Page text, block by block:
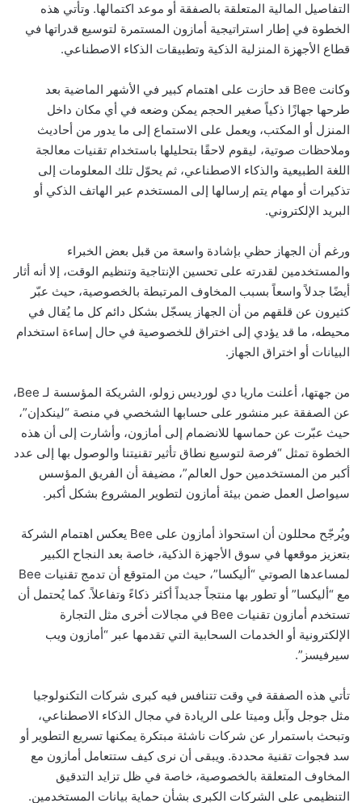
التفاصيل المالية المتعلقة بالصفقة أو موعد اكتمالها. وتأتي هذه
الخطوة في إطار استراتيجية أمازون المستمرة لتوسيع قدراتها في
قطاع الأجهزة المنزلية الذكية وتطبيقات الذكاء الاصطناعي.
وكانت Bee قد حازت على اهتمام كبير في الأشهر الماضية بعد
طرحها جهازًا ذكياً صغير الحجم يمكن وضعه في أي مكان داخل
المنزل أو المكتب، ويعمل على الاستماع إلى ما يدور من أحاديث
وملاحظات صوتية، ليقوم لاحقًا بتحليلها باستخدام تقنيات معالجة
اللغة الطبيعية والذكاء الاصطناعي، ثم يحوّل تلك المعلومات إلى
تذكيرات أو مهام يتم إرسالها إلى المستخدم عبر الهاتف الذكي أو
البريد الإلكتروني.
ورغم أن الجهاز حظي بإشادة واسعة من قبل بعض الخبراء
والمستخدمين لقدرته على تحسين الإنتاجية وتنظيم الوقت، إلا أنه أثار
أيضًا جدلاً واسعاً بسبب المخاوف المرتبطة بالخصوصية، حيث عبّر
كثيرون عن قلقهم من أن الجهاز يسجّل بشكل دائم كل ما يُقال في
محيطه، ما قد يؤدي إلى اختراق للخصوصية في حال إساءة استخدام
البيانات أو اختراق الجهاز.
من جهتها، أعلنت ماريا دي لورديس زولو، الشريكة المؤسسة لـ Bee،
عن الصفقة عبر منشور على حسابها الشخصي في منصة “لينكدإن”،
حيث عبّرت عن حماسها للانضمام إلى أمازون، وأشارت إلى أن هذه
الخطوة تمثل “فرصة لتوسيع نطاق تأثير تقنيتنا والوصول بها إلى عدد
أكبر من المستخدمين حول العالم”، مضيفة أن الفريق المؤسس
سيواصل العمل ضمن بيئة أمازون لتطوير المشروع بشكل أكبر.
ويُرجّح محللون أن استحواذ أمازون على Bee يعكس اهتمام الشركة
بتعزيز موقعها في سوق الأجهزة الذكية، خاصة بعد النجاح الكبير
لمساعدها الصوتي “أليكسا”، حيث من المتوقع أن تدمج تقنيات Bee
مع “أليكسا” أو تطور بها منتجاً جديداً أكثر ذكاءً وتفاعلاً. كما يُحتمل أن
تستخدم أمازون تقنيات Bee في مجالات أخرى مثل التجارة
الإلكترونية أو الخدمات السحابية التي تقدمها عبر “أمازون ويب
سيرفيسز”.
تأتي هذه الصفقة في وقت تتنافس فيه كبرى شركات التكنولوجيا
مثل جوجل وآبل وميتا على الريادة في مجال الذكاء الاصطناعي،
وتبحث باستمرار عن شركات ناشئة مبتكرة يمكنها تسريع التطوير أو
سد فجوات تقنية محددة. ويبقى أن نرى كيف ستتعامل أمازون مع
المخاوف المتعلقة بالخصوصية، خاصة في ظل تزايد التدقيق
التنظيمي على الشركات الكبرى بشأن حماية بيانات المستخدمين.